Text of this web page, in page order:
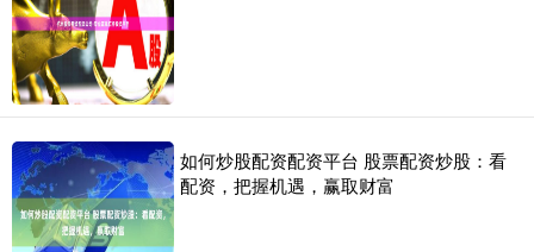
如何炒股配资配资平台 股票配资炒股：看
配资，把握机遇，赢取财富